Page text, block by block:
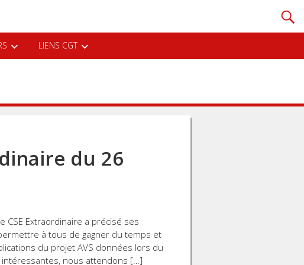
LIENS CGT
du 26
CSE Extraordinaire a précisé ses
à tous de gagner du temps et
du projet AVS données lors du
intéressantes, nous attendons […]